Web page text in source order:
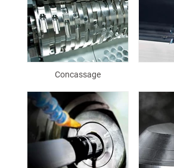
Concassage